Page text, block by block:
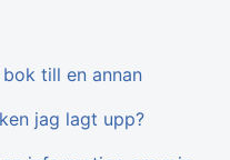
till en annan
jag lagt upp?